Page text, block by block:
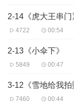
2-14《虎大王串门
4722 00:54
2-13《小伞下》
5849 00:47
3-12《雪地给我拍
7460 00:44